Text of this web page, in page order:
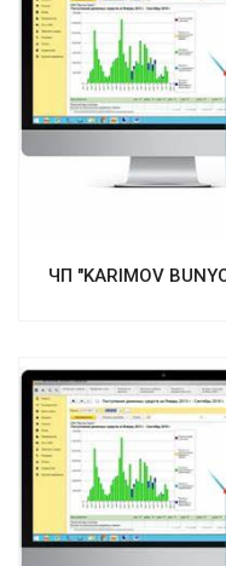
ЧП "KARIMOV